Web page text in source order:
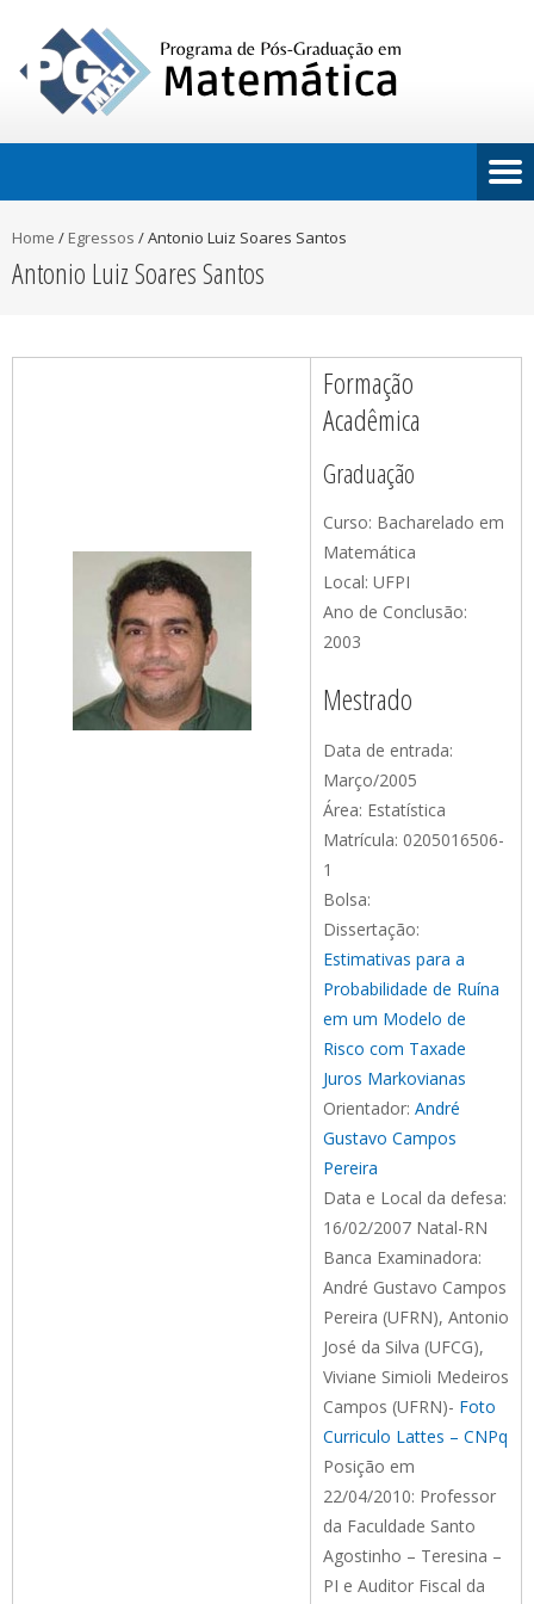
Home / Egressos /Antonio Luiz Soares Santos
Antonio Luiz Soares Santos
Formação
Acadêmica
Graduação
Curso: Bacharelado em
Matemática
Local: UFPI
Ano de Conclusão:
2003
Mestrado
Data de entrada:
Março/2005
Área: Estatística
Matrícula: 0205016506-
1
Bolsa:
Dissertação:
Estimativas para a
Probabilidade de Ruína
em um Modelo de
Risco com Taxade
Juros Markovianas
Orientador: André
Gustavo Campos
Pereira
Data e Local da defesa:
16/02/2007 Natal-RN
Banca Examinadora:
André Gustavo Campos
Pereira (UFRN), Antonio
José da Silva (UFCG),
Viviane Simioli Medeiros
Campos (UFRN)- Foto
Curriculo Lattes – CNPq
Posição em
22/04/2010: Professor
da Faculdade Santo
Agostinho – Teresina –
PI e Auditor Fiscal da